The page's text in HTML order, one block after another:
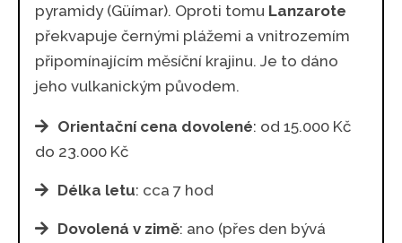
pyramidy (Güímar). Oproti tomu Lanzarote
překvapuje černými plážemi a vnitrozemím
připomínajícím měsíční krajinu. Je to dáno
jeho vulkanickým původem.
Orientační cena dovolené: od 15.000 Kč
do 23.000 Kč
Délka letu: cca 7 hod
Dovolená v zimě: ano (přes den bývá